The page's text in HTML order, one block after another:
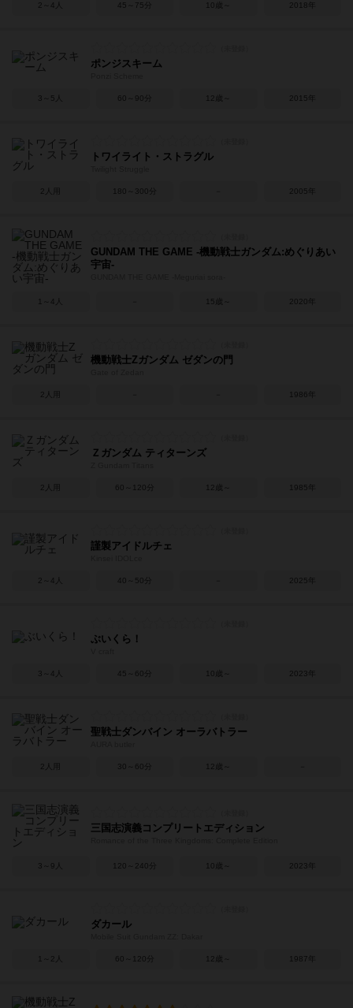
2～4人 45～75分 10歳～ 2018年
ポンジスキーム
3～5人 60～90分 12歳～ 2015年
トワイライト・ストラグル
2人用 180～300分 2005年
GUNDAM THE GAME -機動戦士ガンダム:めぐりあい
宇宙-
1～4人 15歳～ 2020年
機動戦士Zガンダム ゼダンの門
2人用 1986年
Ｚガンダム ティターンズ
2人用 60～120分 12歳～ 1985年
謹製アイドルチェ
2～4人 40～50分 2025年
ぶいくら！
3～4人 45～60分 10歳～ 2023年
聖戦士ダンバイン オーラバトラー
2人用 30～60分 12歳～
三国志演義コンプリートエディション
3～9人 120～240分 10歳～ 2023年
ダカール
1～2人 60～120分 12歳～ 1987年